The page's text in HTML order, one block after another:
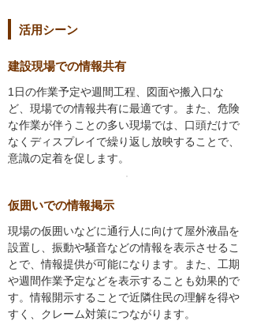
活用シーン
建設現場での情報共有
1日の作業予定や週間工程、図面や搬入口な
ど、現場での情報共有に最適です。また、危険
な作業が伴うことの多い現場では、口頭だけで
なくディスプレイで繰り返し放映することで、
意識の定着を促します。
仮囲いでの情報掲示
現場の仮囲いなどに通行人に向けて屋外液晶を
設置し、振動や騒音などの情報を表示させるこ
とで、情報提供が可能になります。また、工期
や週間作業予定などを表示することも効果的で
す。情報開示することで近隣住民の理解を得や
すく、クレーム対策につながります。